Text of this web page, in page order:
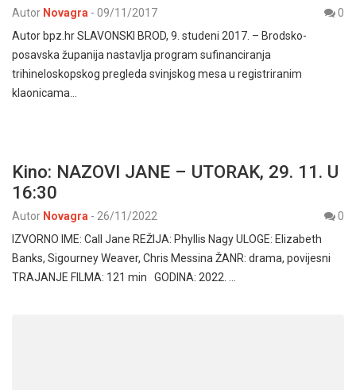
Autor Novagra - 09/11/2017
0
Autor bpz.hr SLAVONSKI BROD, 9. studeni 2017. – Brodsko-
posavska županija nastavlja program sufinanciranja
trihineloskopskog pregleda svinjskog mesa u registriranim
klaonicama…
Kino: NAZOVI JANE – UTORAK, 29. 11. U
16:30
Autor Novagra - 26/11/2022
0
IZVORNO IME: Call Jane REŽIJA: Phyllis Nagy ULOGE: Elizabeth
Banks, Sigourney Weaver, Chris Messina ŽANR: drama, povijesni
TRAJANJE FILMA: 121 min GODINA: 2022. …